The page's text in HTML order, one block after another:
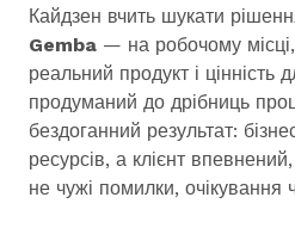
Кайдзен вчить шукати
Gemba — на робочому
реальний продукт і цінність
продуманий до дрібниць
бездоганний результат:
ресурсів, а клієнт
не чужі помилки, очікування